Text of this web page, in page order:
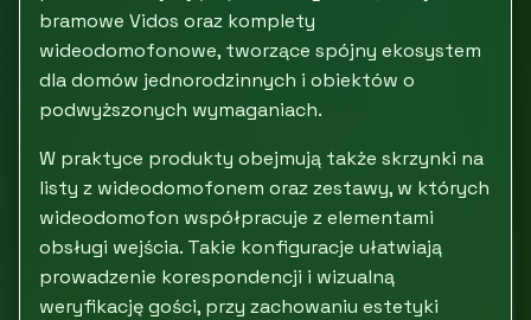
bramowe Vidos oraz komplety
wideodomofonowe, tworzące spójny ekosystem
dla domów jednorodzinnych i obiektów o
podwyższonych wymaganiach.
W praktyce produkty obejmują także skrzynki na
listy z wideodomofonem oraz zestawy, w których
wideodomofon współpracuje z elementami
obsługi wejścia. Takie konfiguracje ułatwiają
prowadzenie korespondencji i wizualną
weryfikację gości, przy zachowaniu estetyki